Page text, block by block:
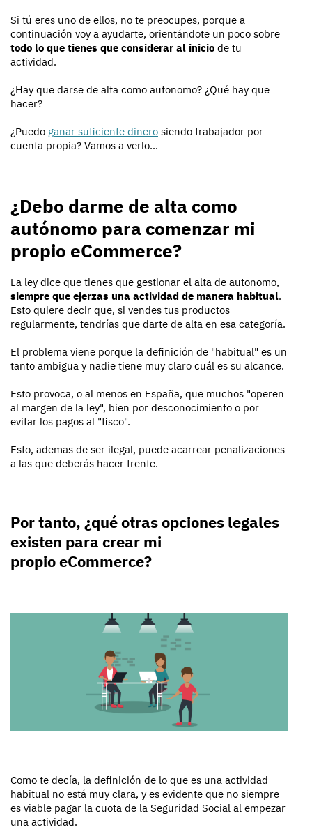
Si tú eres uno de ellos, no te preocupes, porque a
continuación voy a ayudarte, orientándote un poco sobre
todo lo que tienes que considerar al inicio de tu
actividad.
¿Hay que darse de alta como autonomo? ¿Qué hay que
hacer?
¿Puedo ganar suficiente dinero siendo trabajador por
cuenta propia? Vamos a verlo...
¿Debo darme de alta como
autónomo para comenzar mi
propio eCommerce?
La ley dice que tienes que gestionar el alta de autonomo,
siempre que ejerzas una actividad de manera habitual.
Esto quiere decir que, si vendes tus productos
regularmente, tendrías que darte de alta en esa categoría.
El problema viene porque la definición de "habitual" es un
tanto ambigua y nadie tiene muy claro cuál es su alcance.
Esto provoca, o al menos en España, que muchos "operen
al margen de la ley", bien por desconocimiento o por
evitar los pagos al "fisco".
Esto, ademas de ser ilegal, puede acarrear penalizaciones
a las que deberás hacer frente.
Por tanto, ¿qué otras opciones legales
existen para crear mi
propio eCommerce?
Como te decía, la definición de lo que es una actividad
habitual no está muy clara, y es evidente que no siempre
es viable pagar la cuota de la Seguridad Social al empezar
una actividad.